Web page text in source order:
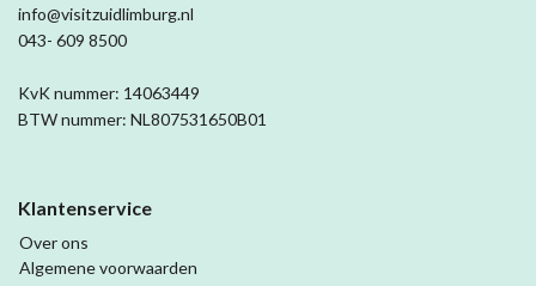
info@visitzuidlimburg.nl
043- 609 8500
KvK nummer: 14063449
BTW nummer: NL807531650B01
Klantenservice
Over ons
Algemene voorwaarden